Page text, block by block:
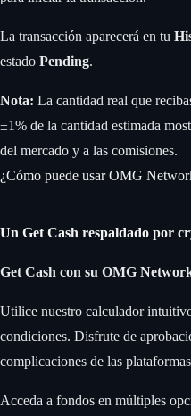
La transacción aparecerá en tu
estado Pending.
Nota: La cantidad real que
±1% de la cantidad estimada
del mercado y a las comisiones.
¿Cómo puede usar OMG
Un Get Cash respaldado por
Get Cash con su OMG
Utilice nuestro calculador
condiciones. Disfrute de
complicaciones de las
Acceda a fondos en múltiples